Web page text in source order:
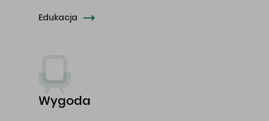
Edukacja
Wygoda